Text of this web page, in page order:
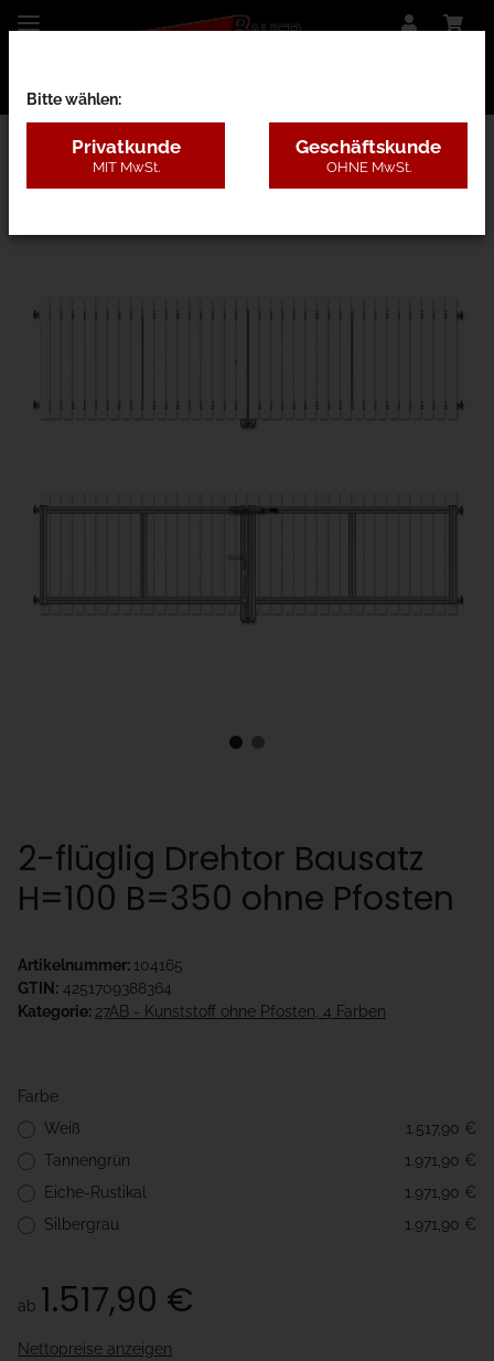
27AB - Kunststoff ohne Pfosten, 4 Farben
2-flüglig Drehtor Bausatz
H=100 B=350 ohne Pfosten
Artikelnummer: 104165
GTIN: 4251709388364
Kategorie: 27AB - Kunststoff ohne Pfosten, 4 Farben
Farbe
Weiß
1.517,90 €
Tannengrün
1.971,90 €
Eiche-Rustikal
1.971,90 €
Silbergrau
1.971,90 €
ab 1.517,90 €
Nettopreise anzeigen
Bitte wählen:
Privatkunde
MIT MwSt.
Geschäftskunde
OHNE MwSt.